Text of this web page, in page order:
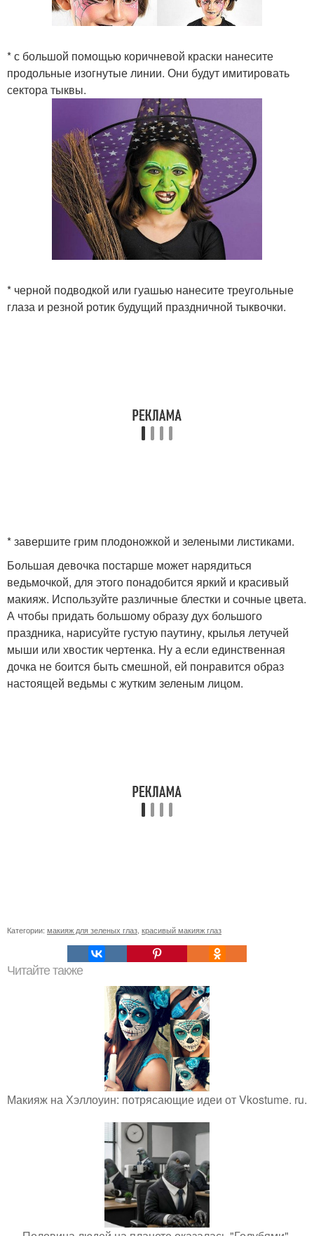
* с большой помощью коричневой краски нанесите
продольные изогнутые линии. Они будут имитировать
сектора тыквы.
* черной подводкой или гуашью нанесите треугольные
глаза и резной ротик будущий праздничной тыквочки.
* завершите грим плодоножкой и зелеными листиками.
Большая девочка постарше может нарядиться
ведьмочкой, для этого понадобится яркий и красивый
макияж. Используйте различные блестки и сочные цвета.
А чтобы придать большому образу дух большого
праздника, нарисуйте густую паутину, крылья летучей
мыши или хвостик чертенка. Ну а если единственная
дочка не боится быть смешной, ей понравится образ
настоящей ведьмы с жутким зеленым лицом.
Категории: макияж для зеленых глаз красивый макияж глаз
Читайте также
Макияж на Хэллоуин: потрясающие идеи от Vkostume. ru.